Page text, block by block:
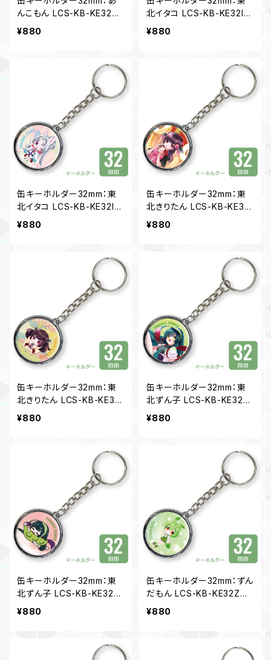
んこもん LCS-KB-KE32AK
03
¥880
北イタコ LCS-KB-KE32IT
03
¥880
缶キーホルダー32mm：東
北イタコ LCS-KB-KE32IT
04
¥880
缶キーホルダー32mm：東
北きりたん LCS-KB-KE32
KT03
¥880
缶キーホルダー32mm：東
北きりたん LCS-KB-KE32
KT04
¥880
缶キーホルダー32mm：東
北ずん子 LCS-KB-KE32Z
K03
¥880
缶キーホルダー32mm：東
北ずん子 LCS-KB-KE32Z
K04
¥880
缶キーホルダー32mm：ずん
だもん LCS-KB-KE32ZM0
3
¥880